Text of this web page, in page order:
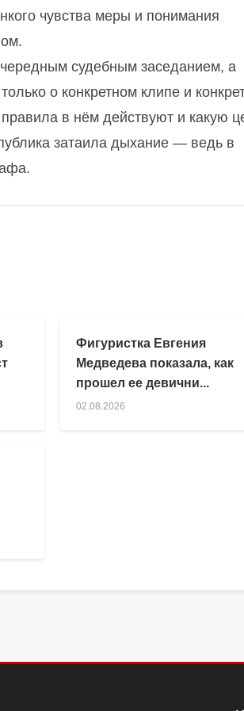
чувства меры и понимания
судебным заседанием, а
о конкретном клипе и
в нём действуют и какую
затаила дыхание — ведь в
Фигуристка Евгения
Медведева показала, как
прошел ее девични...
02.08.2026